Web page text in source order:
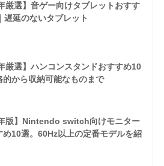
厳選】音ゲー向けタブレットおすす
遅延のないタブレット
厳選】ハンコンスタンドおすすめ10
的から収納可能なものまで
版】Nintendo switch向けモニター
め10選。60Hz以上の定番モデルを紹